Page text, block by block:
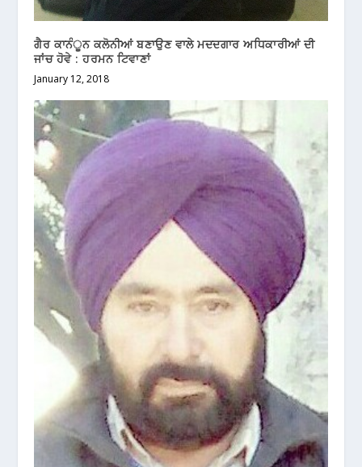
ਗੈਰ ਕਾਨੰੂਨ ਕਲੋਨੀਆਂ ਬਣਾਉਣ ਵਾਲੇ ਮਦਦਗਾਰ ਅਧਿਕਾਰੀਆਂ ਦੀ
ਜਾਂਚ ਹੋਵੇ : ਹਰਮਨ ਟਿਵਾਣਾਂ
January 12, 2018